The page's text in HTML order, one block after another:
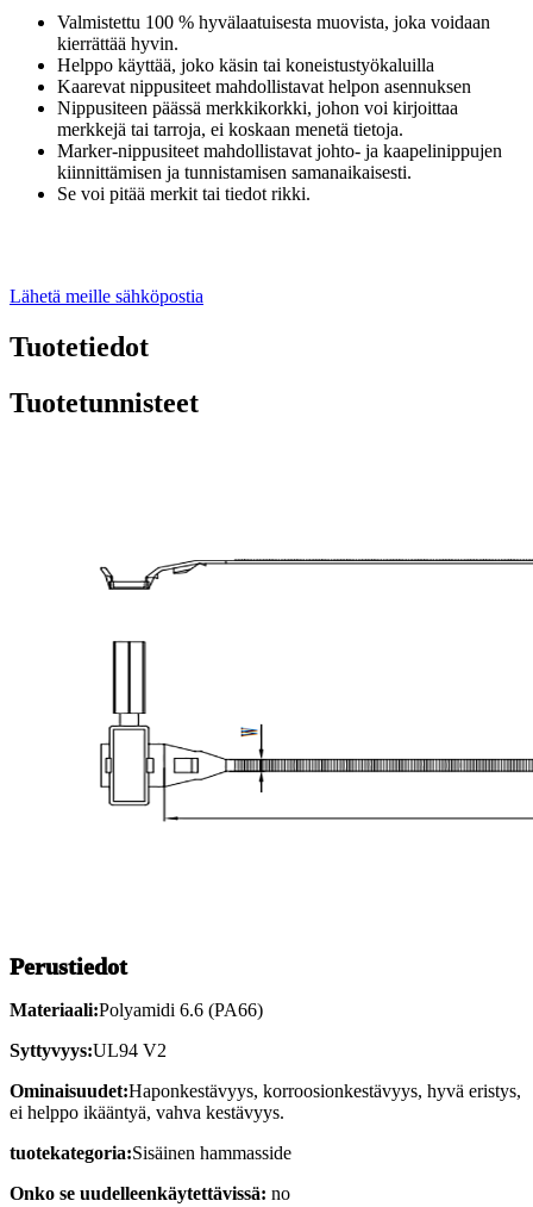
Valmistettu 100 % hyvälaatuisesta muovista, joka voidaan
kierrättää hyvin.
Helppo käyttää, joko käsin tai koneistustyökaluilla
Kaarevat nippusiteet mahdollistavat helpon asennuksen
Nippusiteen päässä merkkikorkki, johon voi kirjoittaa
merkkejä tai tarroja, ei koskaan menetä tietoja.
Marker-nippusiteet mahdollistavat johto- ja kaapelinippujen
kiinnittämisen ja tunnistamisen samanaikaisesti.
Se voi pitää merkit tai tiedot rikki.
Lähetä meille sähköpostia
Tuotetiedot
Tuotetunnisteet
Perustiedot
Materiaali:Polyamidi 6.6 (PA66)
Syttyvyys:UL94 V2
Ominaisuudet:Haponkestävyys, korroosionkestävyys, hyvä eristys,
ei helppo ikääntyä, vahva kestävyys.
tuotekategoria:Sisäinen hammasside
Onko se uudelleenkäytettävissä: no